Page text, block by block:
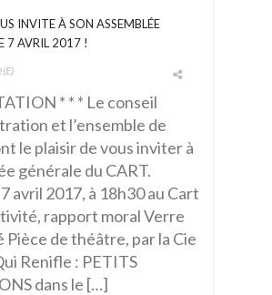
INVITE À SON ASSEMBLÉE
7 AVRIL 2017 !
* * * Le conseil
et l’ensemble de
le plaisir de vous inviter à
générale du CART.
avril 2017, à 18h30 au Cart
rapport moral Verre
Pièce de théâtre, par la Cie
Renifle : PETITS
dans le […]